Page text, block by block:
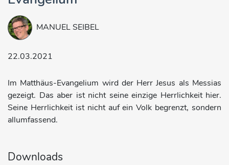
MANUEL SEIBEL
22.03.2021
Im Matthäus-Evangelium wird der Herr Jesus als Messias
gezeigt. Das aber ist nicht seine einzige Herrlichkeit hier.
Seine Herrlichkeit ist nicht auf ein Volk begrenzt, sondern
allumfassend.
Downloads